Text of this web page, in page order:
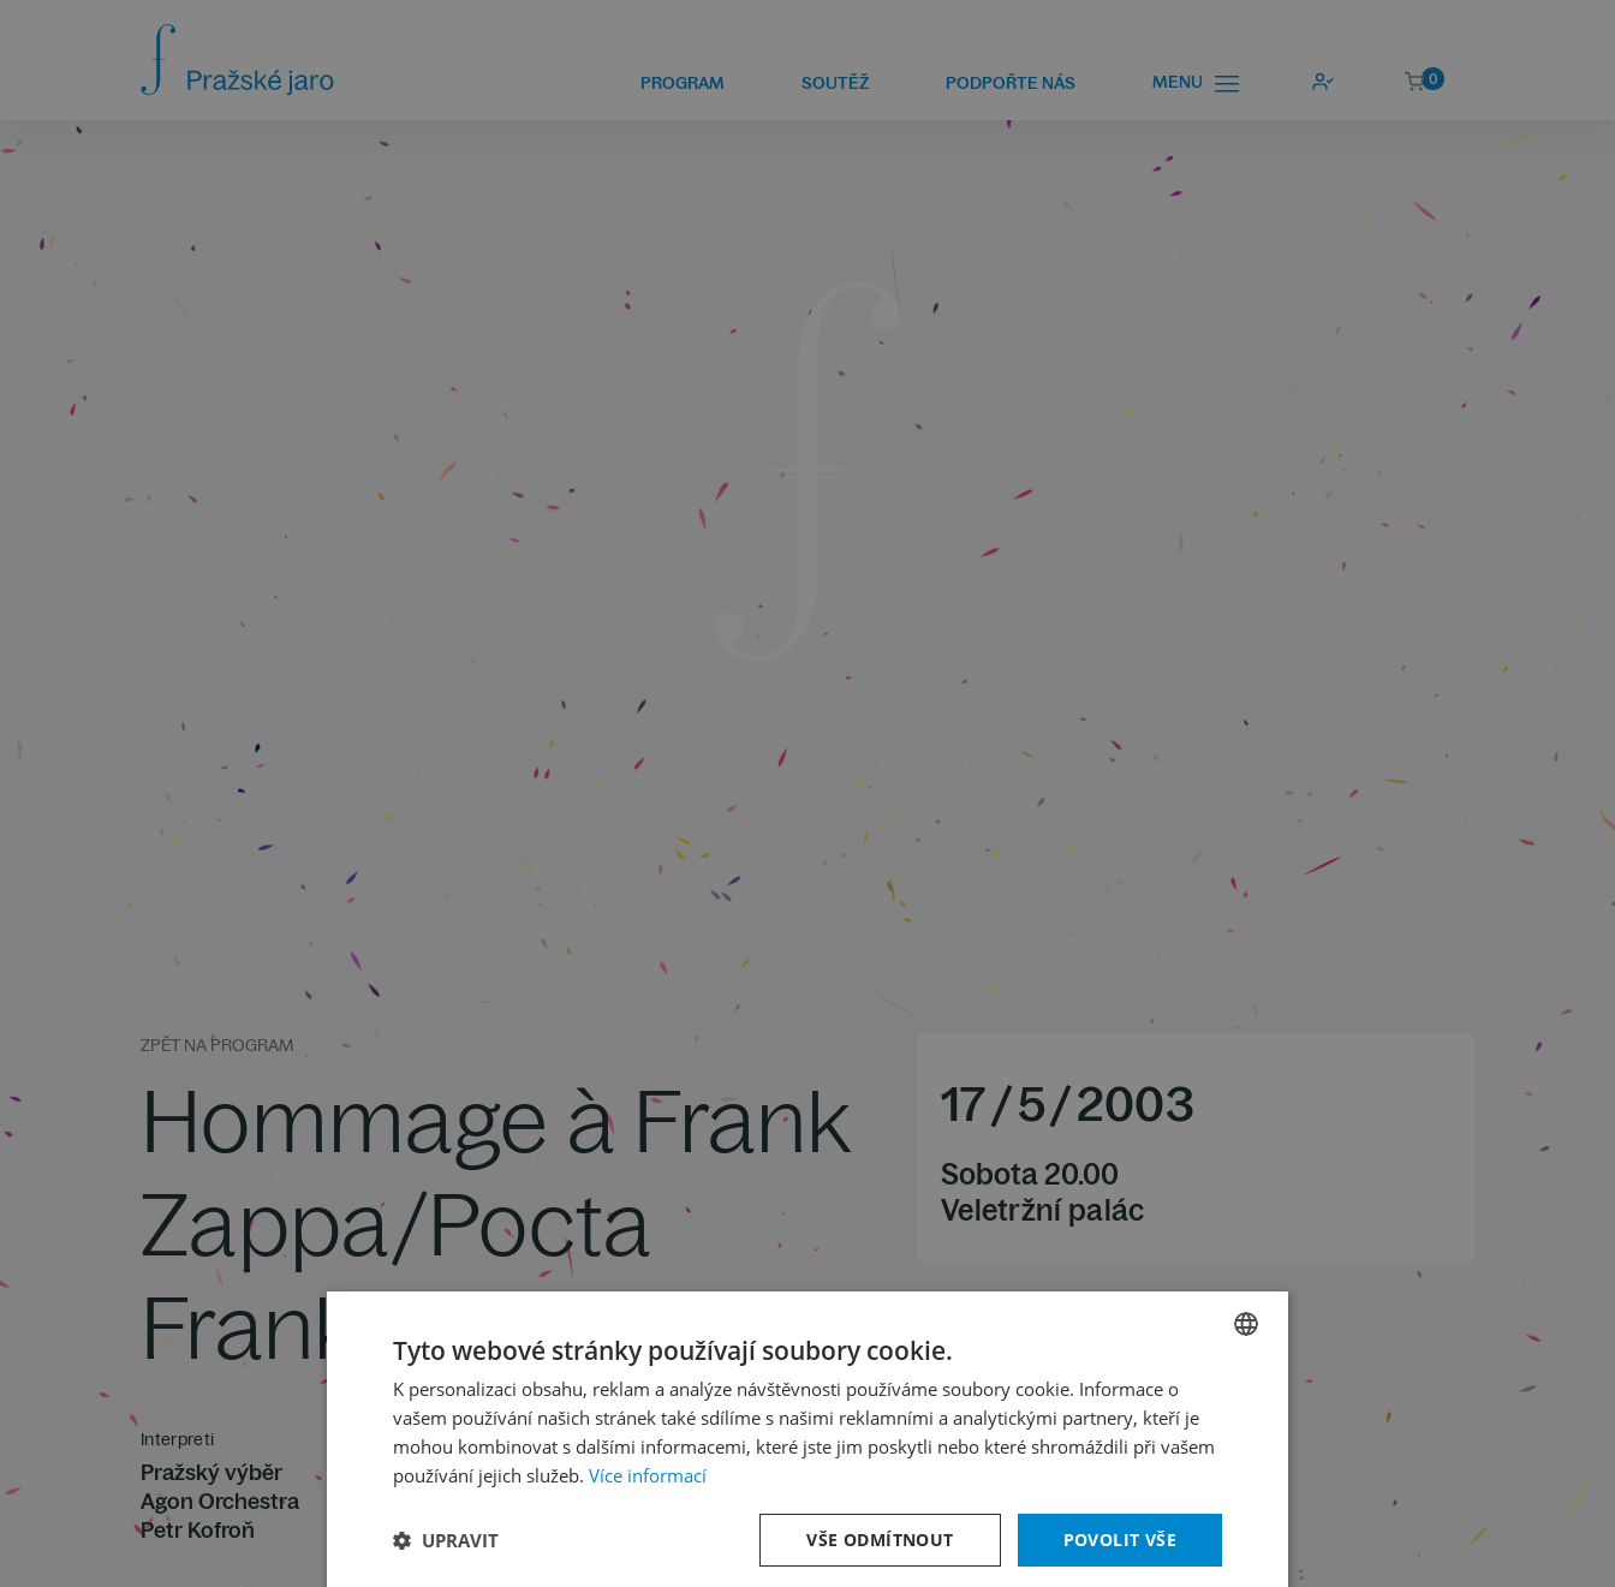
PROGRAM SOUTĚŽ PODPOŘTE NÁS MENU 0
ZPĚT NA PROGRAM
Hommage à Frank
Zappa/Pocta
Franku Zappovi
Interpreti
Pražský výběr
Agon Orchestra
Petr Kofroň
17/5/2003
Sobota 20.00
Veletržní palác
ENGLISH
Tyto webové stránky používají soubory cookie.
K personalizaci obsahu, reklam a analýze návštěvnosti používáme soubory cookie. Informace o
vašem používání našich stránek také sdílíme s našimi reklamními a analytickými partnery, kteří je
mohou kombinovat s dalšími informacemi, které jste jim poskytli nebo které shromáždili při vašem
používání jejich služeb. Více informací
POVOLIT VŠE
VŠE ODMÍTNOUT
UPRAVIT